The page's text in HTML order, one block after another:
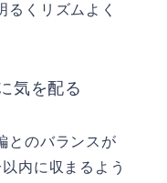
るくリズムよく
気を配る
とのバランスが
内に収まるよう